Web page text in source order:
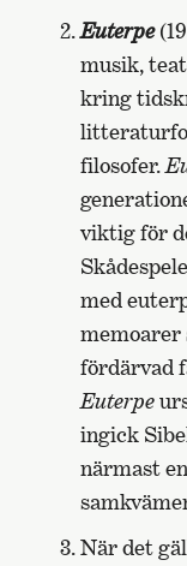
Euterpe
musik,
kring
filosofer.
viktig för
med
memoarer
fördärvad
Euterpe
ingick
närmast
När det